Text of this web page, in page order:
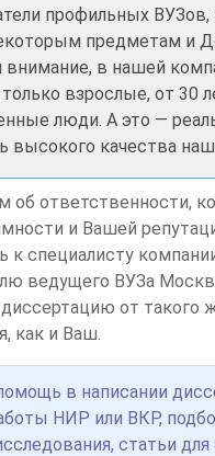
профильных
предметам и
в нашей
взрослые, от 30
люди. А это —
высокого качества
ответственности,
и Вашей
к специалисту
ведущего ВУЗа
от такого
как и Ваш.
в написании
НИР или ВКР,
статьи